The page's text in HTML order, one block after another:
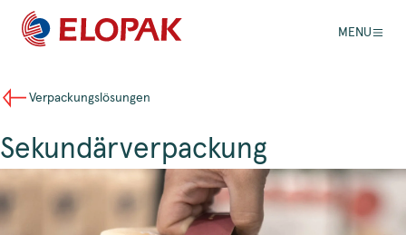
MENU
Verpackungslösungen
Sekundärverpackung